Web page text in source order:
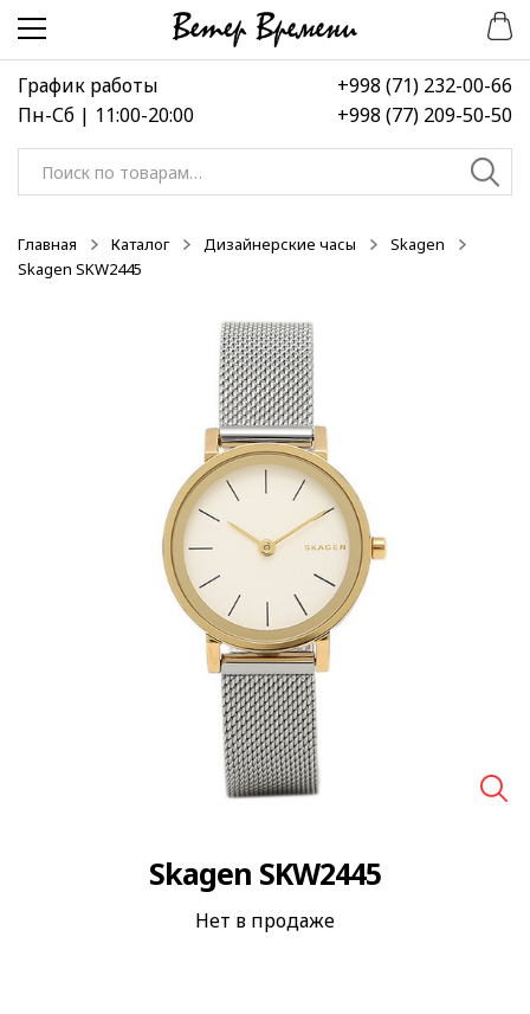
Перейти
навигации
Перейти
содержимому
График работы
Пн-Сб | 11:00-20:00
+998 (71) 232-00-66
+998 (77) 209-50-50
Искать:
Главная Каталог Дизайнерские часы
Skagen
Skagen SKW2445
Skagen SKW2445
Нет в продаже
-50%
-50%
-50%